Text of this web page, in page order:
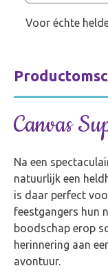
Voor échte
Canvas
Na een
natuurlijk een
is daar perfect
feestgangers hun
boodschap erop
herinnering aan
avontuur.